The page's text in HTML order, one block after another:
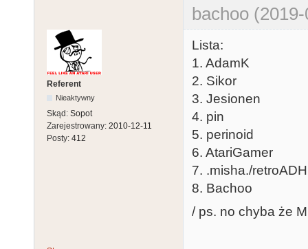
bachoo
Referent
Nieaktywny
Skąd: Sopot
Zarejestrowany: 2010-12-11
Posty: 412
Lista:
1. AdamK
2. Sikor
3. Jesionen
4. pin
5. perinoid
6. AtariGamer
7. .misha./
8. Bachoo
/ ps. no chyba że